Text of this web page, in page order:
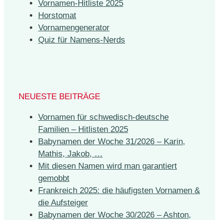
Vornamen-Hitliste 2025
Horstomat
Vornamengenerator
Quiz für Namens-Nerds
NEUESTE BEITRÄGE
Vornamen für schwedisch-deutsche
Familien – Hitlisten 2025
Babynamen der Woche 31/2026 – Karin,
Mathis, Jakob, …
Mit diesen Namen wird man garantiert
gemobbt
Frankreich 2025: die häufigsten Vornamen &
die Aufsteiger
Babynamen der Woche 30/2026 – Ashton,